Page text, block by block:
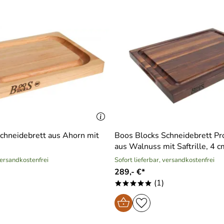
aus Ahorn mit
Boos Blocks Schneidebrett
aus Walnuss mit Saftrille, 4
Sofort lieferbar, versandkostenfrei
289,- €*
***** (1)